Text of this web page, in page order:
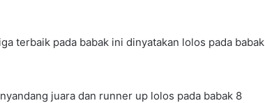
terbaik pada babak ini dinyatakan lolos pada babak
juara dan runner up lolos pada babak 8